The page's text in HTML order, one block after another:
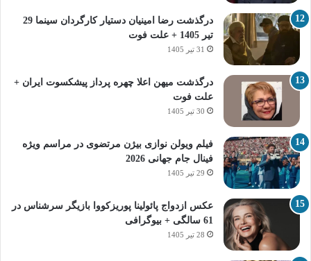
درگذشت رضا امینیان دستیار کارگردان سینما 29
تیر 1405 + علت فوت
31 تیر 1405
درگذشت میهن اعلا چهره پرداز پیشکسوت ایران +
علت فوت
30 تیر 1405
فیلم ویولن نوازی بیژن مرتضوی در مراسم ویژه
فینال جام جهانی 2026
29 تیر 1405
عکس ازدواج پائولینا پوریزکووا بازیگر سرشناس در
61 سالگی + بیوگرافی
28 تیر 1405